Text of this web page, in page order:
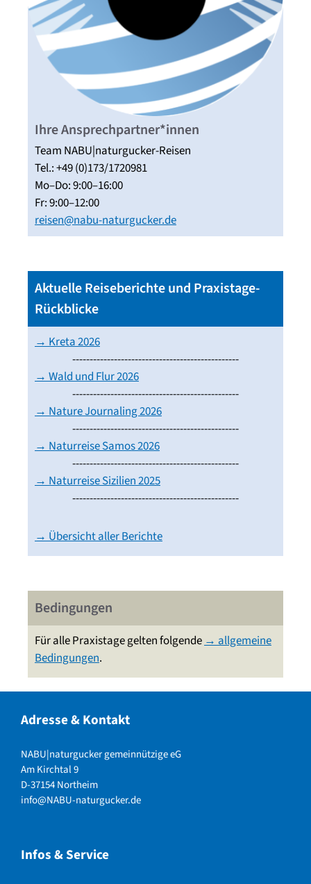
Ihre Ansprechpartner*innen
Team NABU|naturgucker-Reisen
Tel.: +49 (0)173/1720981
Mo–Do: 9:00–16:00
Fr: 9:00–12:00
reisen@nabu-naturgucker.de
Aktuelle Reiseberichte und Praxistage-
Rückblicke
→ Kreta 2026
------------------------------------------------
→ Wald und Flur 2026
------------------------------------------------
→ Nature Journaling 2026
------------------------------------------------
→ Naturreise Samos 2026
------------------------------------------------
→ Naturreise Sizilien 2025
------------------------------------------------
→ Übersicht aller Berichte
Bedingungen
Für alle Praxistage gelten folgende→ allgemeine
Bedingungen.
Adresse & Kontakt
NABU|naturgucker gemeinnützige eG
Am Kirchtal 9
D-37154 Northeim
info@NABU-naturgucker.de
Infos & Service